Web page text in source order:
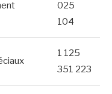
025
104
1 125
351 223